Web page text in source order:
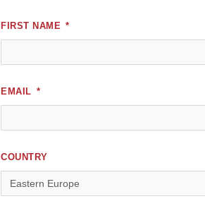
FIRST NAME
EMAIL
COUNTRY